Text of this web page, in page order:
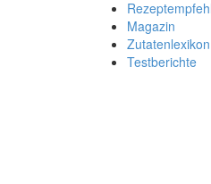
Magazin
Zutatenlexikon
Testberichte